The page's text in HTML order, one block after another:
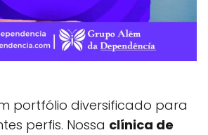
portfólio diversificado para
perfis. Nossa clínica de